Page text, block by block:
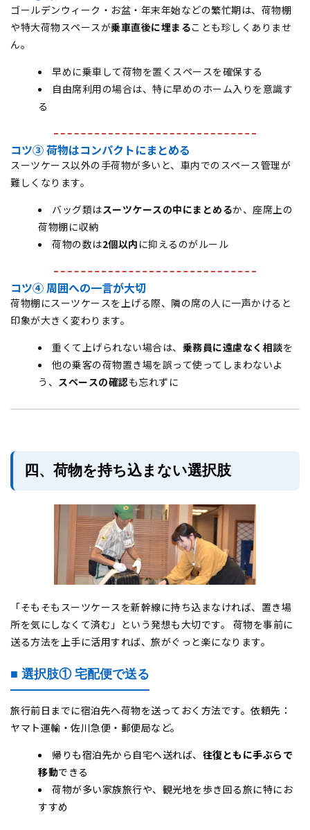
ゴールデンウィーク・お盆・年末年始などの繁忙期は、荷物棚
や特大荷物スペースが乗車直後に埋まることも珍しくありませ
ん。
早めに乗車して荷物を置くスペースを確保する
自由席利用の場合は、特に早めのホーム入りを意識す
る
コツ③ 荷物はコンパクトにまとめる
スーツケース以外の手荷物が多いと、車内でのスペース管理が
難しくなります。
バッグ類はスーツケースの中にまとめるか、座席上の
荷物棚に収納
荷物の数は2個以内 に抑えるのがルール
コツ④ 周囲への一言が大切
荷物棚にスーツケースを上げる際、隣の席の人に一声かけると
印象が大きく変わります。
重くて上げられない場合は、 乗務員に遠慮なく相談を
他の乗客の荷物置き場を誤って使ってしまわないよ
う、 スペースの確認も忘れずに
四、荷物を持ち込まない選択肢
「そもそもスーツケースを新幹線に持ち込まなければ、置き場
所を気にしなくて済む」という発想も大切です。 荷物を事前に
送る方法を上手に活用すれば、旅がぐっと楽になります。
■ 選択肢① 宅配便で送る
旅行前日までに宿泊先へ荷物を送っておく方法です。依頼先：
ヤマト運輸・佐川急便・郵便局など。
帰りも宿泊先から自宅へ送れば、 往復ともに手ぶらで
移動できる
荷物が多い家族旅行や、観光地を歩き回る旅に特にお
すすめ